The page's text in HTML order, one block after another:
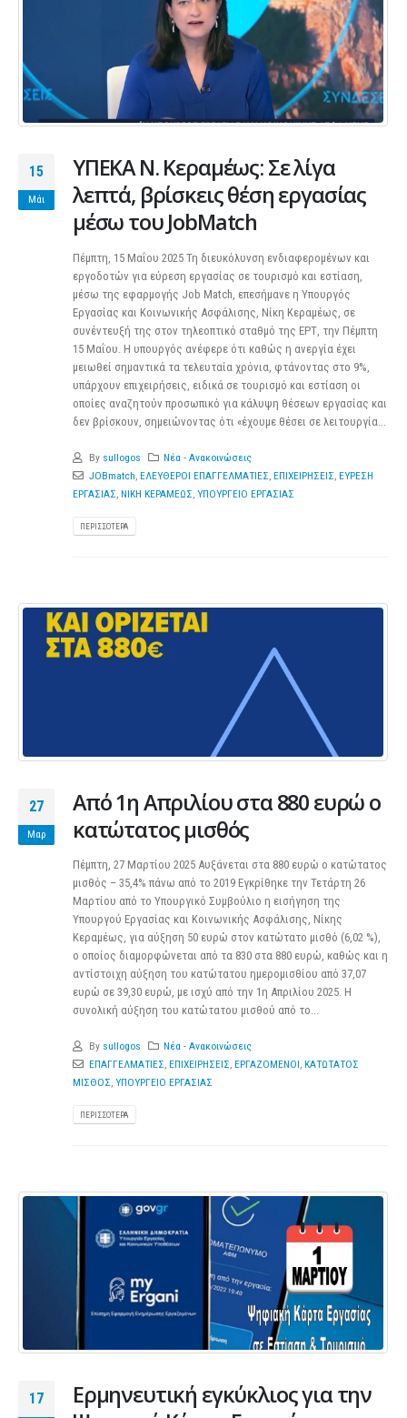
15
Μάι
ΥΠΕΚΑ Ν. Κεραμέως: Σε λίγα
λεπτά, βρίσκεις θέση εργασίας
μέσω του JobMatch
Πέμπτη, 15 Μαΐου 2025 Τη διευκόλυνση ενδιαφερομένων και
εργοδοτών για εύρεση εργασίας σε τουρισμό και εστίαση,
μέσω της εφαρμογής Job Match, επεσήμανε η Υπουργός
Εργασίας και Κοινωνικής Ασφάλισης, Νίκη Κεραμέως, σε
συνέντευξή της στον τηλεοπτικό σταθμό της ΕΡΤ, την Πέμπτη
15 Μαΐου. Η υπουργός ανέφερε ότι καθώς η ανεργία έχει
μειωθεί σημαντικά τα τελευταία χρόνια, φτάνοντας στο 9%,
υπάρχουν επιχειρήσεις, ειδικά σε τουρισμό και εστίαση οι
οποίες αναζητούν προσωπικό για κάλυψη θέσεων εργασίας και
δεν βρίσκουν, σημειώνοντας ότι «έχουμε θέσει σε λειτουργία...
By sullogos
Νέα - Ανακοινώσεις
JOBmatch, ΕΛΕΥΘΕΡΟΙ ΕΠΑΓΓΕΛΜΑΤΙΕΣ, ΕΠΙΧΕΙΡΗΣΕΙΣ, ΕΥΡΕΣΗ
ΕΡΓΑΣΙΑΣ, ΝΙΚΗ ΚΕΡΑΜΕΩΣ, ΥΠΟΥΡΓΕΙΟ ΕΡΓΑΣΙΑΣ
ΠΕΡΙΣΣΌΤΕΡΑ
27
Μαρ
Από 1η Απριλίου στα 880 ευρώ ο
κατώτατος μισθός
Πέμπτη, 27 Μαρτίου 2025 Αυξάνεται στα 880 ευρώ ο κατώτατος
μισθός – 35,4% πάνω από το 2019 Εγκρίθηκε την Τετάρτη 26
Μαρτίου από το Υπουργικό Συμβούλιο η εισήγηση της
Υπουργού Εργασίας και Κοινωνικής Ασφάλισης, Νίκης
Κεραμέως, για αύξηση 50 ευρώ στον κατώτατο μισθό (6,02 %),
ο οποίος διαμορφώνεται από τα 830 στα 880 ευρώ, καθώς και η
αντίστοιχη αύξηση του κατώτατου ημερομισθίου από 37,07
ευρώ σε 39,30 ευρώ, με ισχύ από την 1η Απριλίου 2025. Η
συνολική αύξηση του κατώτατου μισθού από το...
By sullogos
Νέα - Ανακοινώσεις
ΕΠΑΓΓΕΛΜΑΤΙΕΣ, ΕΠΙΧΕΙΡΗΣΕΙΣ, ΕΡΓΑΖΟΜΕΝΟΙ, ΚΑΤΩΤΑΤΟΣ
ΜΙΣΘΟΣ, ΥΠΟΥΡΓΕΙΟ ΕΡΓΑΣΙΑΣ
ΠΕΡΙΣΣΌΤΕΡΑ
17
Ερμηνευτική εγκύκλιος για την